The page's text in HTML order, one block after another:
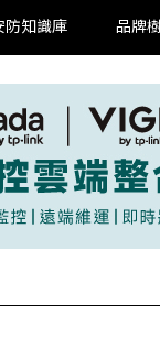
防知識庫 品牌樹